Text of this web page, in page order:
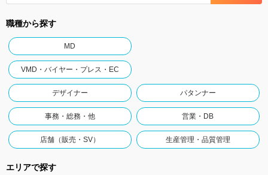
職種から探す
MD
VMD・バイヤー・プレス・EC
デザイナー パタンナー
事務・総務・他 営業・DB
店舗（販売・SV） 生産管理・品質管理
エリアで探す